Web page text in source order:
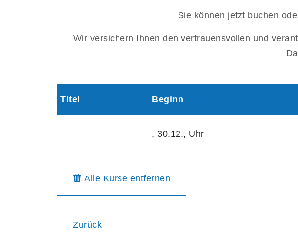
Sie können jetzt buchen
Wir versichern Ihnen den vertrauensvollen und
Warenkorbübersicht
Titel Beginn
, 30.12., Uhr
Alle Kurseaus dem Warenkorb
entfernen
Einen Schritt
Zurück